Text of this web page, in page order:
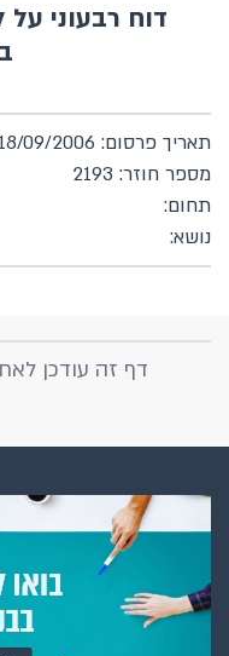
דוח רבעוני על
תאריך פרסום: 18/09/2006
מספר חוזר: 2193
תחום:
נושא:
דף זה עודכן לאחרונה